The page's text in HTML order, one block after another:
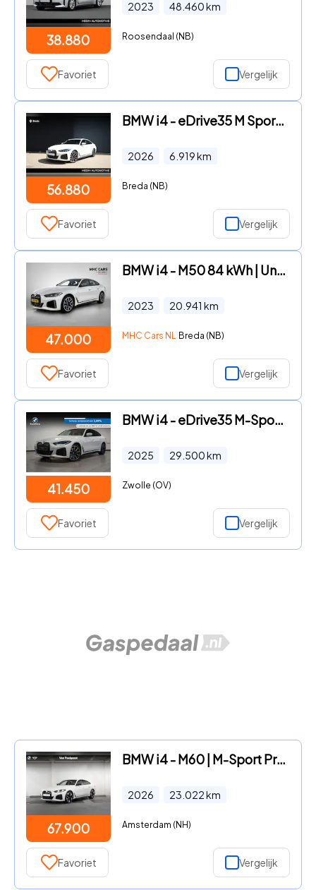
38.880
2023 48.460km
Roosendaal (NB)
Favoriet Vergelijk
56.880
BMW i4 - eDrive35 M Sport Edition 70 kWh | M-Sport Pro | Comforttoega
2026 6.919km
Breda (NB)
Favoriet Vergelijk
47.000
BMW i4 - M50 84 kWh | Uniek |
2023 20.941 km
MHC Cars NL Breda (NB)
Favoriet Vergelijk
41.450
BMW i4 - eDrive35 M-Sport Pro 70 kWh
2025 29.500km
Zwolle (OV)
Favoriet Vergelijk
67.900
BMW i4 - M60 | M-Sport Pro | Comfort Access | Harman/Kardon | Trekhaa
2026 23.022km
Amsterdam (NH)
Favoriet Vergelijk